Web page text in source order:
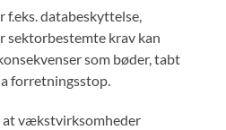
databeskyttelse,
sektorbestemte krav kan
som bøder, tabt
forretningsstop.
at vækstvirksomheder